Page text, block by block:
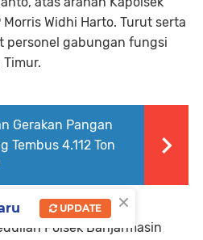
Widhi Harto. Turut serta
personel gabungan fungsi
Gerakan Pangan
Tembus 4.112 Ton
kegiatan ini
Polsek Banjarmasin
×
UPDATE